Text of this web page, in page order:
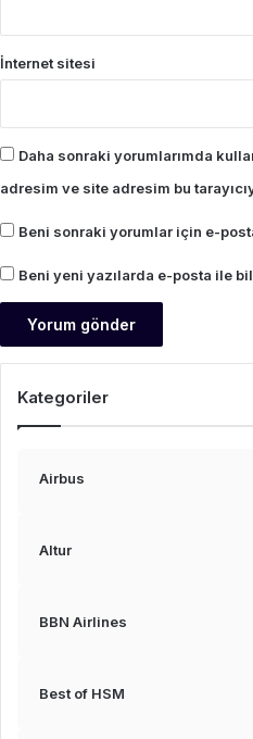
İnternet sitesi
Daha sonraki yorumlarımda
adresim ve site adresim bu
Beni sonraki yorumlar için e-
Beni yeni yazılarda e-posta ile
Kategoriler
Airbus
Altur
BBN Airlines
Best of HSM